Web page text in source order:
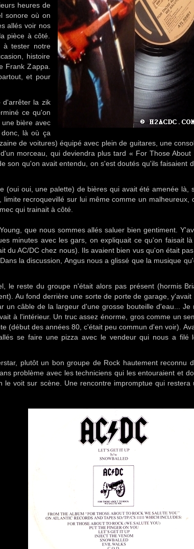
heures de
sonore où on
allés voir nos
pièce à côté.
à tester notre
histoire
Frank Zappa.
et pour
d'arrêter la zik
ce qu'on
bière avec
là où ça
de voitures) équipé avec plein de guitares, une
morceau, qui deviendra plus tard « For Those About
son qu'on avait entendu, on s'est doutés qu'ils faisaient
(oui oui, une palette) de bières qui avait été amenée là,
recroquevillé sur lui même comme un malheureux,
qui trainait à côté.
que nous sommes allés saluer bien gentiment.
minutes avec les gars, on expliquait ce qu'on faisait
du AC/DC chez nous). Ils avaient bien vus qu'on était
la discussion, Angus nous a glissé que la musique
le reste du groupe n'était alors pas présent (hormis
Au fond derrière une sorte de porte de garage, y'avait
un câble de la largeur d'une grosse bouteille d'eau... Je
à l'intérieur. Un truc assez énorme, gros comme un
(début des années 80, c'était peu commun d'en voir).
se faire une pizza avec le vendeur qui nous a filé
plutôt un bon groupe de Rock hautement reconnu
problème avec les techniciens qui les entouraient et
voit sur scène. Une rencontre impromptue qui restera